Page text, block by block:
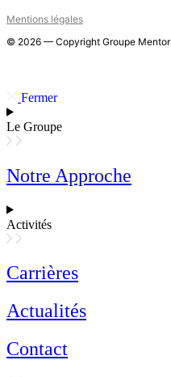
Mentions légales
© 2026 — Copyright Groupe Mentor
Fermer
Le Groupe
Notre Approche
Activités
Carrières
Actualités
Contact